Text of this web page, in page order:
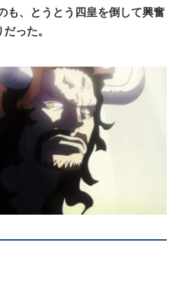
も、とうとう四皇を倒して興奮
った。